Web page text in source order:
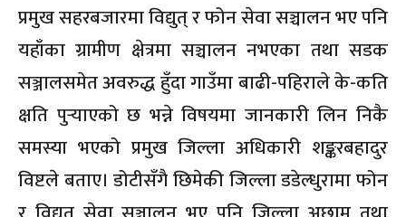
प्रमुख सहरबजारमा विद्युत् र फोन सेवा सञ्चालन भए पनि
यहाँका ग्रामीण क्षेत्रमा सञ्चालन नभएका तथा सडक
सञ्जालसमेत अवरुद्ध हुँदा गाउँमा बाढी-पहिराले के-कति
क्षति पुर्‍याएको छ भन्ने विषयमा जानकारी लिन निकै
समस्या भएको प्रमुख जिल्ला अधिकारी शङ्करबहादुर
विष्टले बताए। डोटीसँगै छिमेकी जिल्ला डडेल्धुरामा फोन